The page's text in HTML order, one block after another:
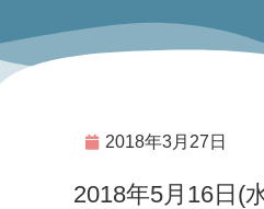
2018年3月27日
2018年5月16日(